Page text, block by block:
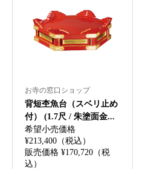
お寺の窓口ショップ
背短杢魚台（スベリ止め
付） (1.7尺 / 朱塗面金...
希望小売価格
¥213,400（税込）
販売価格 ¥170,720（税
込）